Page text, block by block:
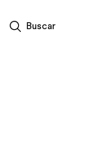
Buscar